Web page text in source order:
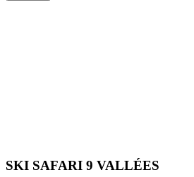
SKI SAFARI 9 VALLÉES